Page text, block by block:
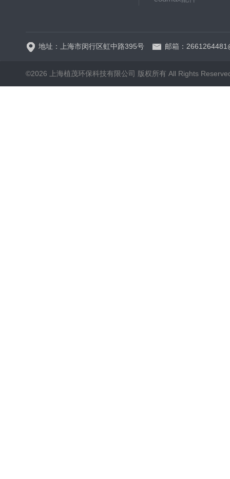
地址：上海市闵行区虹中路395号 邮箱：
©2026 上海植茂环保科技有限公司 版权所有 All Rights